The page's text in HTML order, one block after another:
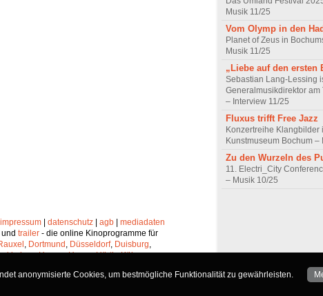
Musik 11/25
Vom Olymp in den
Planet of Zeus in
Musik 11/25
„Liebe auf den ersten
Sebastian Lang-Lessing
Generalmusikdirektor am
– Interview 11/25
Fluxus trifft Free Jazz
Konzertreihe Klangbilder
Kunstmuseum Bochum –
Zu den Wurzeln des
11. Electri_City
– Musik 10/25
impressum| datenschutz| agb| mediadaten
und trailer - die online Kinoprogramme für
, Dortmund , Düsseldorf, Duisburg,
,Hagen,Herne,Hürth,Köln,
,SolingenundWuppertal
anonymisierte Cookies, um bestmögliche Funktionalität zu gewährleisten.